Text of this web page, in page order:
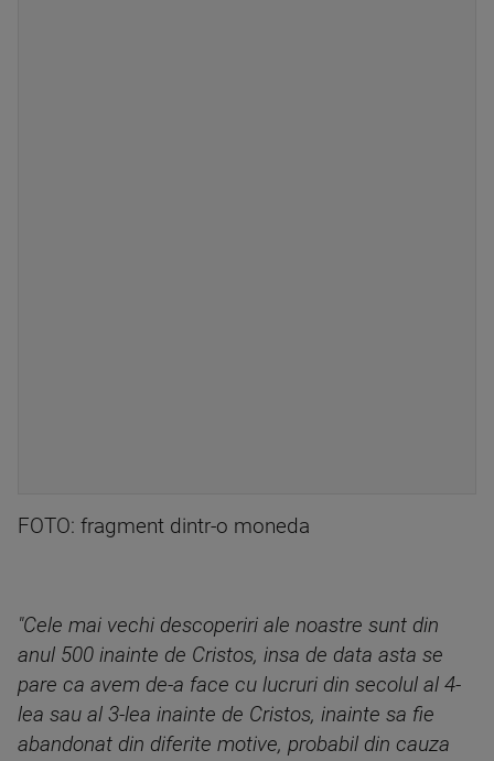
FOTO: fragment dintr-o moneda
"Cele mai vechi descoperiri ale noastre sunt din
anul 500 inainte de Cristos, insa de data asta se
pare ca avem de-a face cu lucruri din secolul al 4-
lea sau al 3-lea inainte de Cristos, inainte sa fie
abandonat din diferite motive, probabil din cauza